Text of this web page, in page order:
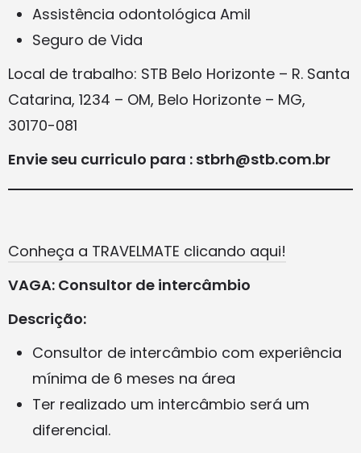
Assistência odontológica Amil
Seguro de Vida
Local de trabalho: STB Belo Horizonte – R. Santa
Catarina, 1234 – OM, Belo Horizonte – MG,
30170-081
Envie seu curriculo para : stbrh@stb.com.br
Conheça a TRAVELMATE clicando aqui!
VAGA: Consultor de intercâmbio
Descrição:
Consultor de intercâmbio com experiência
mínima de 6 meses na área
Ter realizado um intercâmbio será um
diferencial.